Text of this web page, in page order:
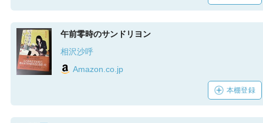
午前零時のサンドリヨン
相沢沙呼
Amazon.co.jp
本棚登録